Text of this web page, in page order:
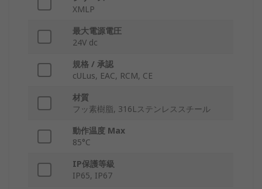
XMLP
最大電源電圧
24V dc
規格 / 承認
cULus, EAC, RCM, CE
材質
フッ素樹脂, 316Lステンレススチール
動作温度 Max
85°C
IP保護等級
IP65, IP67